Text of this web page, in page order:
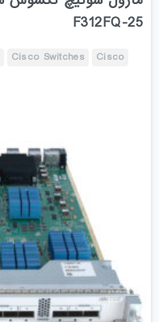
F312FQ-25
Cisco
Cisco Switches